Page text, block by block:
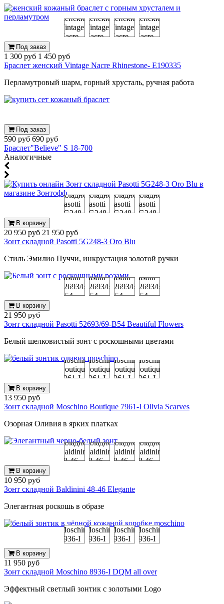
Под заказ
1 300 руб 1 450 руб
Браслет женский Vintage Nacre Rhinestone- E190335
Перламутровый шарм, горный хрусталь, ручная работа
Под заказ
590 руб 690 руб
Браслет"Believe" S 18-700
Аналогичные
В корзину
20 950 руб 21 950 руб
Зонт складной Pasotti 5G248-3 Oro Blu
Стиль Эмилио Пуччи, инкрустация золотой ручки
В корзину
21 950 руб
Зонт складной Pasotti 52693/69-B54 Beautiful Flowers
Белый шелковистый зонт с роскошными цветами
В корзину
13 950 руб
Зонт складной Moschino Boutique 7961-I Olivia Scarves
Озорная Оливия в ярких платках
В корзину
10 950 руб
Зонт складной Baldinini 48-46 Elegante
Элегантная роскошь в образе
В корзину
11 950 руб
Зонт складной Moschino 8936-I DQM all over
Эффектный светлый зонтик с золотыми Logo